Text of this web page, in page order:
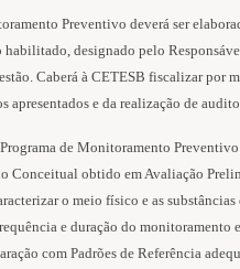
Preventivo deverá ser
habilitado, designado pelo
Caberá à CETESB fiscalizar por
apresentados e da realização de
de Monitoramento
Conceitual obtido em Avaliação
o meio físico e as substâncias
e duração do monitoramento
com Padrões de Referência